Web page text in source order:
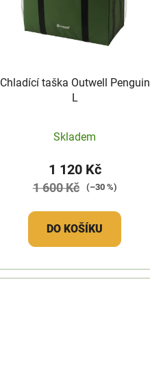
Chladící taška Outwell Penguin
L
Skladem
1 120 Kč
1 600 Kč (–30 %)
DO KOŠÍKU